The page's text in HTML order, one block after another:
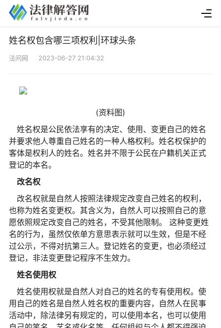
姓名权包含哪三项权利|环球头条
法问网 2023-06-27 21:04:32
(资料图)
姓名权是公民依法享有的决定、使用、变更自己的姓名
并要求他人尊重自己姓名的一种人格权利。姓名权保护的
客体是权利人的姓名。姓名并不限于公民在户籍机关正式
登记的本名。
改名权
改名权就是自然人按照法律规定改变自己姓名的权利，
也称为姓名变更权。其含义为，自然人可以按照自己的意
愿依照规定改变自己的姓名，不受其他限制。 这种变更姓
名的行为，虽然仅依单方意思表示就可以生效，但是不经
过公示，不得对抗第三人。登记姓名的变更，也必须经过
登记，非法变更登记程序不生效力。
姓名使用权
姓名使用权就是自然人对自己的姓名的专有使用权。使
用自己的姓名是自然人姓名权的重要内容，自然人在民事
活动中，除法律另有规定的，可以使用本名，也可以使用